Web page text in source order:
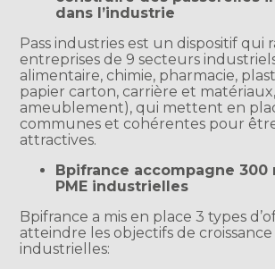
dans l’industrie
Pass industries est un dispositif qui
entreprises de 9 secteurs
alimentaire, chimie, pharmacie,
papier carton, carrière et
ameublement), qui mettent en
communes et cohérentes pour
attractives.
Bpifrance accompagne 300
PME industrielles
Bpifrance a mis en place 3 types
atteindre les objectifs de croissance
industrielles: